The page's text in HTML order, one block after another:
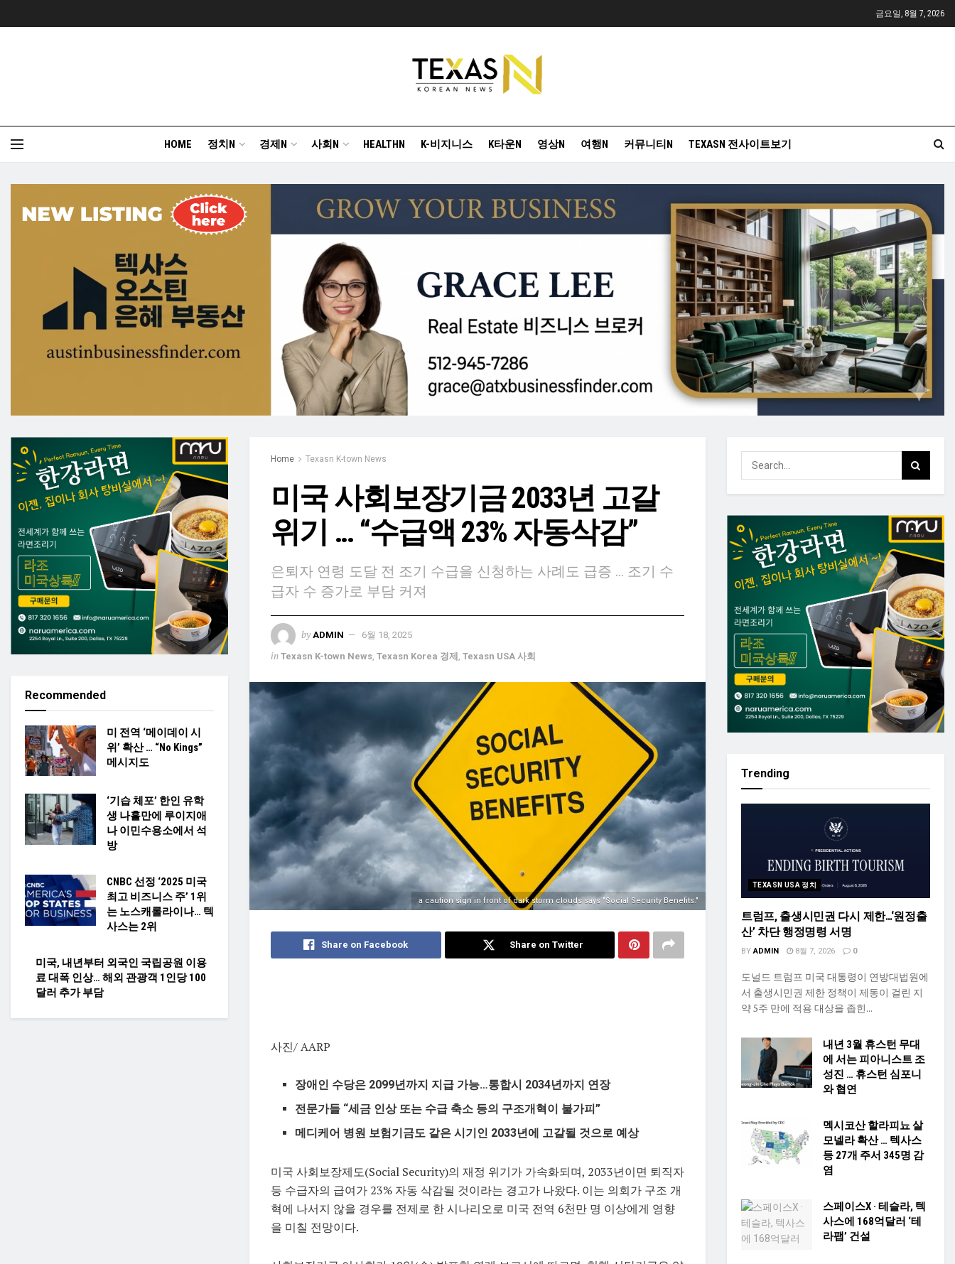
금요일, 8월 7, 2026
HOME 정치N 경제N 사회N HEALTHN K-비지니스 K타운N 영상N 여행N 커뮤니티N TEXASN 전사이트보기
Home Texasn K-town News
미국 사회보장기금 2033년 고갈
위기 … “수급액 23% 자동삭감”
은퇴자 연령 도달 전 조기 수급을 신청하는 사례도 급증 ... 조기 수
급자 수 증가로 부담 커져
by ADMIN 6월 18, 2025
in Texasn K-town News Texasn Korea 경제 Texasn USA 사회
a caution sign in front of dark storm clouds says "Social Security Benefits."
Share on Facebook Share on Twitter
사진/ AARP
장애인 수당은 2099년까지 지급 가능…통합시 2034년까지 연장
전문가들 “세금 인상 또는 수급 축소 등의 구조개혁이 불가피”
메디케어 병원 보험기금도 같은 시기인 2033년에 고갈될 것으로 예상
미국 사회보장제도(Social Security)의 재정 위기가 가속화되며, 2033년이면 퇴직자
등 수급자의 급여가 23% 자동 삭감될 것이라는 경고가 나왔다. 이는 의회가 구조 개
혁에 나서지 않을 경우를 전제로 한 시나리오로 미국 전역 6천만 명 이상에게 영향
을 미칠 전망이다.
Recommended
미 전역 ‘메이데이 시
위’ 확산 … “No Kings”
메시지도
‘기습 체포’ 한인 유학
생 나흘만에 루이지애
나 이민수용소에서 석
방
CNBC 선정 ‘2025 미국
최고 비즈니스 주’ 1위
는 노스캐롤라이나… 텍
사스는 2위
미국, 내년부터 외국인 국립공원 이용
료 대폭 인상… 해외 관광객 1인당 100
달러 추가 부담
Trending
TEXASN USA 정치
트럼프, 출생시민권 다시 제한…‘원정출
산’ 차단 행정명령 서명
BY ADMIN 8월 7, 2026 0
도널드 트럼프 미국 대통령이 연방대법원에
서 출생시민권 제한 정책이 제동이 걸린 지
약 5주 만에 적용 대상을 좁힌...
내년 3월 휴스턴 무대
에 서는 피아니스트 조
성진 … 휴스턴 심포니
와 협연
멕시코산 할라피뇨 살
모넬라 확산 … 텍사스
등 27개 주서 345명 감
염
스페이스X · 테슬라, 텍
사스에 168억달러 ‘테
라팹’ 건설